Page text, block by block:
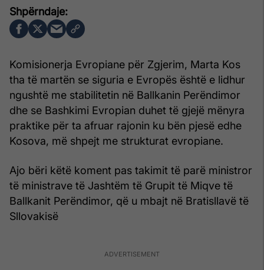
Komisionerja Evropiane për Zgjerim, Marta Kos
tha të martën se siguria e Evropës është e lidhur
ngushtë me stabilitetin në Ballkanin Perëndimor
dhe se Bashkimi Evropian duhet të gjejë mënyra
praktike për ta afruar rajonin ku bën pjesë edhe
Kosova, më shpejt me strukturat evropiane.
Ajo bëri këtë koment pas takimit të parë ministror
të ministrave të Jashtëm të Grupit të Miqve të
Ballkanit Perëndimor, që u mbajt në Bratisllavë të
Sllovakisë